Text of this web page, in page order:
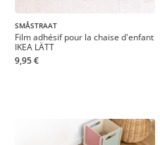
SMÅSTRAAT
Film adhésif pour la chaise d'enfant
IKEA LÄTT
9,95 €